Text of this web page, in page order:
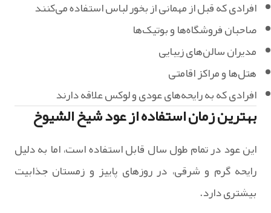
افرادی که قبل از مهمانی از بخور لباس استفاده می‌کنند
صاحبان فروشگاه‌ها و بوتیک‌ها
مدیران سالن‌های زیبایی
هتل‌ها و مراکز اقامتی
افرادی که به رایحه‌های عودی و لوکس علاقه دارند
بهترین زمان استفاده از عود شیخ الشیوخ
این عود در تمام طول سال قابل استفاده است، اما به دلیل
رایحه گرم و شرقی، در روزهای پاییز و زمستان جذابیت
بیشتری دارد.